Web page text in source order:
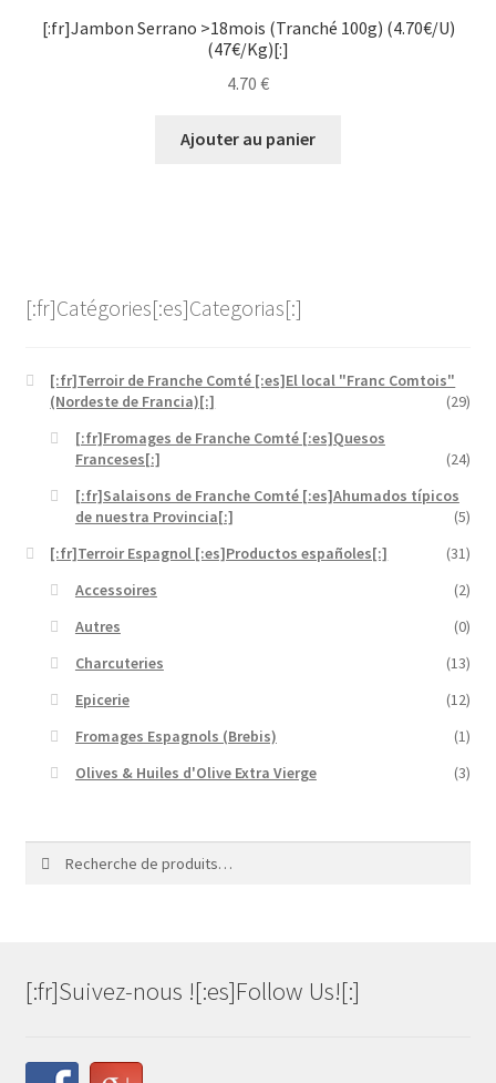
[:fr]Jambon Serrano >18mois (Tranché 100g) (4.70€/U)
(47€/Kg)[:]
4.70 €
Ajouter au panier
[:fr]Catégories[:es]Categorias[:]
[:fr]Terroir de Franche Comté [:es]El local "Franc Comtois"
(Nordeste de Francia)[:]
(29)
[:fr]Fromages de Franche Comté [:es]Quesos
Franceses[:]
(24)
[:fr]Salaisons de Franche Comté [:es]Ahumados típicos
de nuestra Provincia[:]
(5)
[:fr]Terroir Espagnol [:es]Productos españoles[:]
(31)
Accessoires
(2)
Autres
(0)
Charcuteries
(13)
Epicerie
(12)
Fromages Espagnols (Brebis)
(1)
Olives & Huiles d'Olive Extra Vierge
(3)
[:fr]Suivez-nous ![:es]Follow Us![:]